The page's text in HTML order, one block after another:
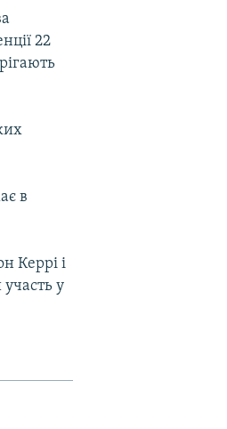
22
в
Керрі і
у